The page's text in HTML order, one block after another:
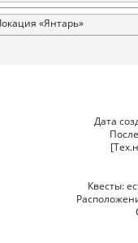
«Янтарь»
Дата
Квесты: